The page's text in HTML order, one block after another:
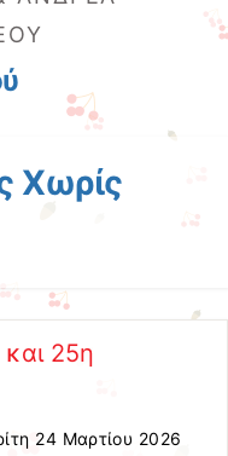
Χωρίς
25η
24 Μαρτίου 2026